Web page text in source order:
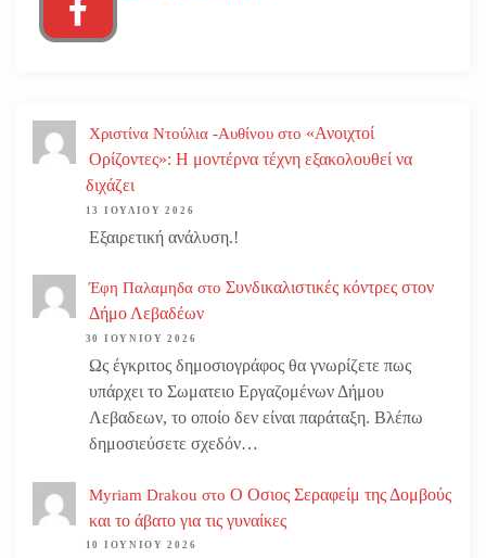
Χριστίνα Ντούλια -Αυθίνου στο «Ανοιχτοί
Ορίζοντες»: Η μοντέρνα τέχνη εξακολουθεί να
διχάζει
13 ΙΟΥΛΊΟΥ 2026
Εξαιρετική ανάλυση.!
Έφη Παλαμηδα στο Συνδικαλιστικές κόντρες στον
Δήμο Λεβαδέων
30 ΙΟΥΝΊΟΥ 2026
Ως έγκριτος δημοσιογράφος θα γνωρίζετε πως
υπάρχει το Σωματειο Εργαζομένων Δήμου
Λεβαδεων, το οποίο δεν είναι παράταξη. Βλέπω
δημοσιεύσετε σχεδόν…
Myriam Drakou στο Ο Οσιος Σεραφείμ της Δομβούς
και το άβατο για τις γυναίκες
10 ΙΟΥΝΊΟΥ 2026